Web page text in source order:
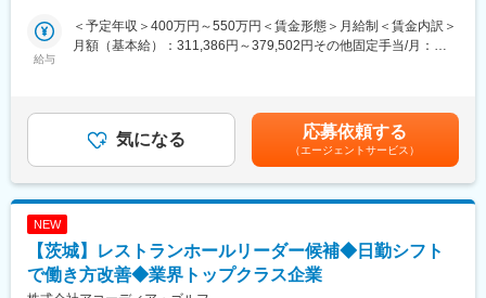
※店舗研修期間は、その方のご経験とスキルによって変わります。
SV経験後にはエリアを管轄する支店の支店長も目指せます。また
・オーナーと合意形成し、オーナーを通じて店舗課題を解決する
ため、コミュニケーション力が身に付きます。
・数値改善を目指して目標管理を行うため、数値に基づいた経営
感覚が養えます。
決力が高まります。
変更の範囲：会社の定める業務
ジメントします。店舗運営経験や店長・営業経験を活かして、よ
り大規模な運営に挑戦できる環境です。
・ラウンド管理（進行管理、安全管理など）
・レストラン運営との連携および改善
・売上、人件費、利益等のPL管理
・顧客満足度（CS）向上施策の立案・実行
・営業施策の企画（集客企画、サービス改善など）
※まずは運営理解からスタートし、施設全体の責任者を目指しま
す。
給与
＜予定年収＞400万円～550万円＜賃金形態＞月給制＜賃金内訳＞
月額（基本給）：311,386円～379,502円その他固定手当/月：
あり、選考を通じて上下する可能性があります。月給(月額)は固定
手当を含めた表記です。
気になる 応募依頼する
（エージェントサービス）
NEW
【茨城】レストランホールリーダー候補◆日勤シフト
で働き方改善◆業界トップクラス企業